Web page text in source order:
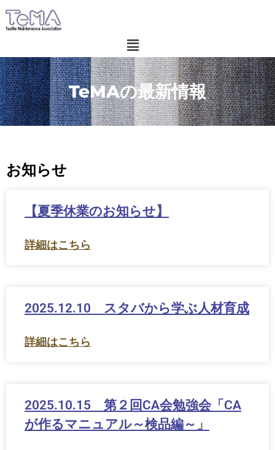
TeMAの最新情報
お知らせ
【夏季休業のお知らせ】
詳細はこちら
2025.12.10 スタバから学ぶ人材育成
詳細はこちら
2025.10.15 第２回CA会勉強会「CA
が作るマニュアル～検品編～」